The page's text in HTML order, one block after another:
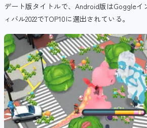
デート版タイトルで、Android版はGoggle
ィバル2022でTOP10に選出されている。